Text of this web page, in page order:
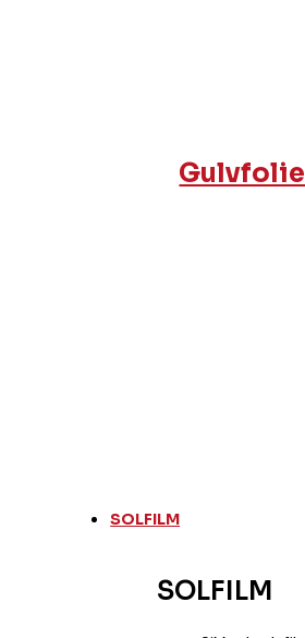
Gulvfolie
SOLFILM
SOLFILM